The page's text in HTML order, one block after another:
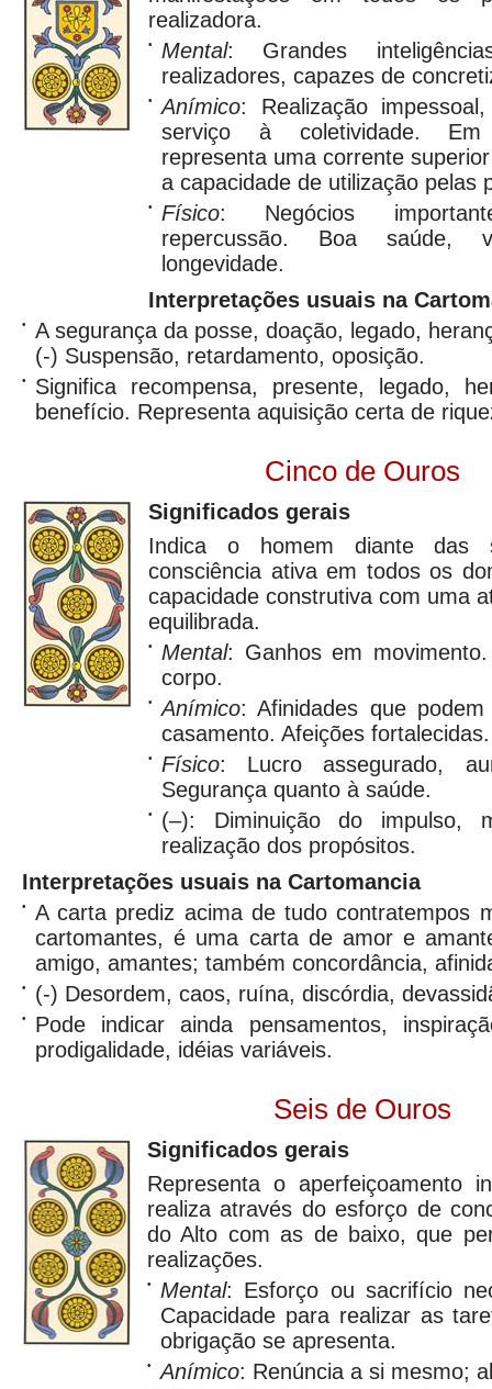
realizadora.
• Mental: Grandes
realizadores, capazes de
• Anímico: Realização
serviço à coletividade. Em
representa uma corrente
a capacidade de utilização pelas
• Físico: Negócios
repercussão. Boa saúde,
longevidade.
Interpretações usuais na
•
A segurança da posse, doação, legado,
(-) Suspensão, retardamento, oposição.
•
Significa recompensa, presente, legado,
benefício. Representa aquisição certa de
Cinco de Ouros
Significados gerais
Indica o homem diante das
consciência ativa em todos os
capacidade construtiva com uma
equilibrada.
• Mental: Ganhos em
corpo.
• Anímico: Afinidades que
casamento. Afeições fortalecidas.
• Físico: Lucro assegurado,
Segurança quanto à saúde.
•
(–): Diminuição do impulso,
realização dos propósitos.
Interpretações usuais na Cartomancia
•
A carta prediz acima de tudo contratempos
cartomantes, é uma carta de amor e
amigo, amantes; também concordância,
• (-) Desordem, caos, ruína, discórdia,
•
Pode indicar ainda pensamentos,
prodigalidade, idéias variáveis.
Seis de Ouros
Significados gerais
Representa o aperfeiçoamento
realiza através do esforço de
do Alto com as de baixo, que
realizações.
• Mental: Esforço ou sacrifício
Capacidade para realizar as
obrigação se apresenta.
• Anímico: Renúncia a si mesmo;